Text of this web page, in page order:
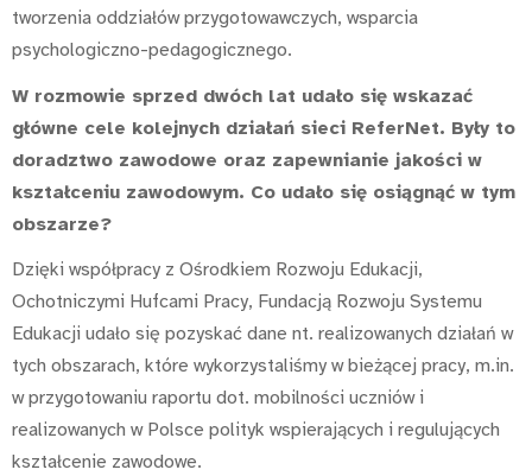
tworzenia oddziałów przygotowawczych, wsparcia
psychologiczno-pedagogicznego.
W rozmowie sprzed dwóch lat udało się wskazać
główne cele kolejnych działań sieci ReferNet. Były to
doradztwo zawodowe oraz zapewnianie jakości w
kształceniu zawodowym. Co udało się osiągnąć w tym
obszarze?
Dzięki współpracy z Ośrodkiem Rozwoju Edukacji,
Ochotniczymi Hufcami Pracy, Fundacją Rozwoju Systemu
Edukacji udało się pozyskać dane nt. realizowanych działań w
tych obszarach, które wykorzystaliśmy w bieżącej pracy, m.in.
w przygotowaniu raportu dot. mobilności uczniów i
realizowanych w Polsce polityk wspierających i regulujących
kształcenie zawodowe.